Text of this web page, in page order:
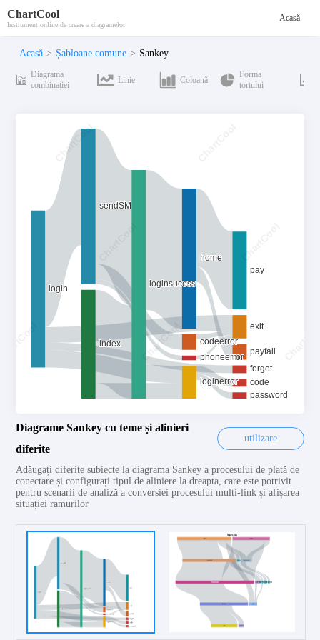
ChartCool
Instrument online de creare a diagramelor
Acasă
Acasă > Șabloane comune > Sankey
Diagrama
combinației
Linie Coloană
Forma
tortului
Diagrame Sankey cu teme și alinieri
diferite
utilizare
Adăugați diferite subiecte la diagrama Sankey a procesului de plată de
conectare și configurați tipul de aliniere la dreapta, care este potrivit
pentru scenarii de analiză a conversiei procesului multi-link și afișarea
situației ramurilor